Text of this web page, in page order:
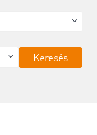
Keresés